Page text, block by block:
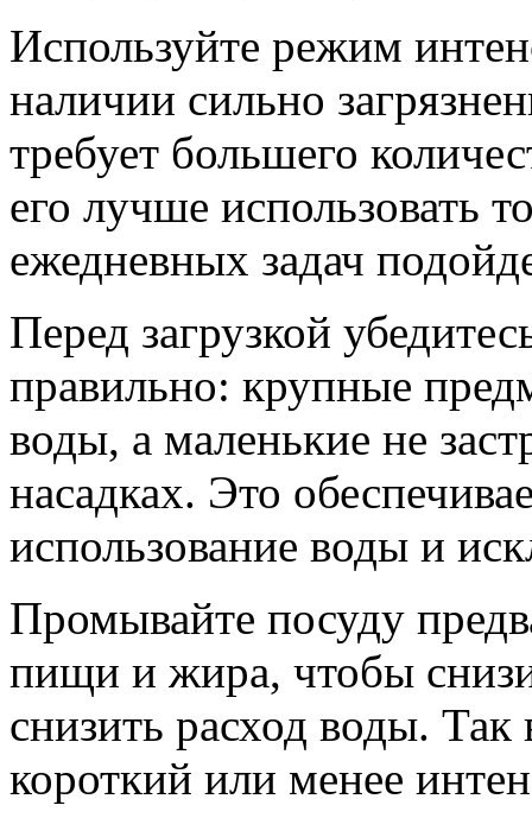
Используйте режим
наличии сильно
требует большего
его лучше использовать
ежедневных задач
Перед загрузкой
правильно: крупные
воды, а маленькие не
насадках. Это
использование воды и
Промывайте посуду
пищи и жира, чтобы
снизить расход воды.
короткий или менее